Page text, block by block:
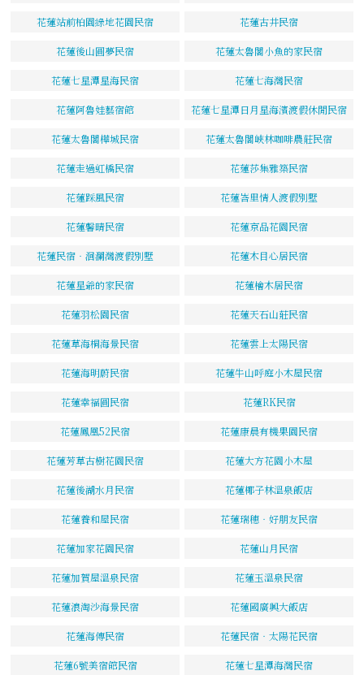
花蓮站前柏園綠地花園民宿 花蓮古井民宿
花蓮後山圓夢民宿 花蓮太魯閣小魚的家民宿
花蓮七星潭星海民宿 花蓮七海灣民宿
花蓮阿魯娃藝宿館 花蓮七星潭日月星海濱渡假休閒民宿
花蓮太魯閣樺城民宿 花蓮太魯閣峽林咖啡農莊民宿
花蓮走過虹橋民宿 花蓮莎集雅築民宿
花蓮踩風民宿 花蓮峇里情人渡假別墅
花蓮馨晴民宿 花蓮京品花園民宿
花蓮民宿‧洄瀾灣渡假別墅 花蓮木目心居民宿
花蓮星爺的家民宿 花蓮檜木居民宿
花蓮羽松園民宿 花蓮天石山莊民宿
花蓮草海桐海景民宿 花蓮雲上太陽民宿
花蓮海明蔚民宿 花蓮牛山呼庭小木屋民宿
花蓮幸福圓民宿 花蓮RK民宿
花蓮鳳凰52民宿 花蓮康晨有機果園民宿
花蓮芳草古樹花園民宿 花蓮大方花園小木屋
花蓮後湖水月民宿 花蓮椰子林溫泉飯店
花蓮養和屋民宿 花蓮瑞穗‧好朋友民宿
花蓮加家花園民宿 花蓮山月民宿
花蓮加賀屋溫泉民宿 花蓮玉溫泉民宿
花蓮浪淘沙海景民宿 花蓮國廣興大飯店
花蓮海傳民宿 花蓮民宿‧太陽花民宿
花蓮6號美宿館民宿 花蓮七星潭海灣民宿